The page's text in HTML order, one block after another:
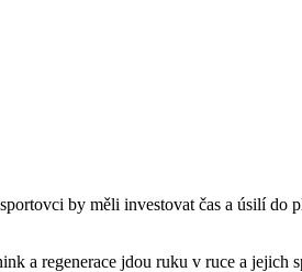
by měli investovat čas a úsilí do
a regenerace jdou ruku v ruce a jejich